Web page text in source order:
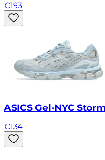
€193
ASICS Gel-NYC
€134